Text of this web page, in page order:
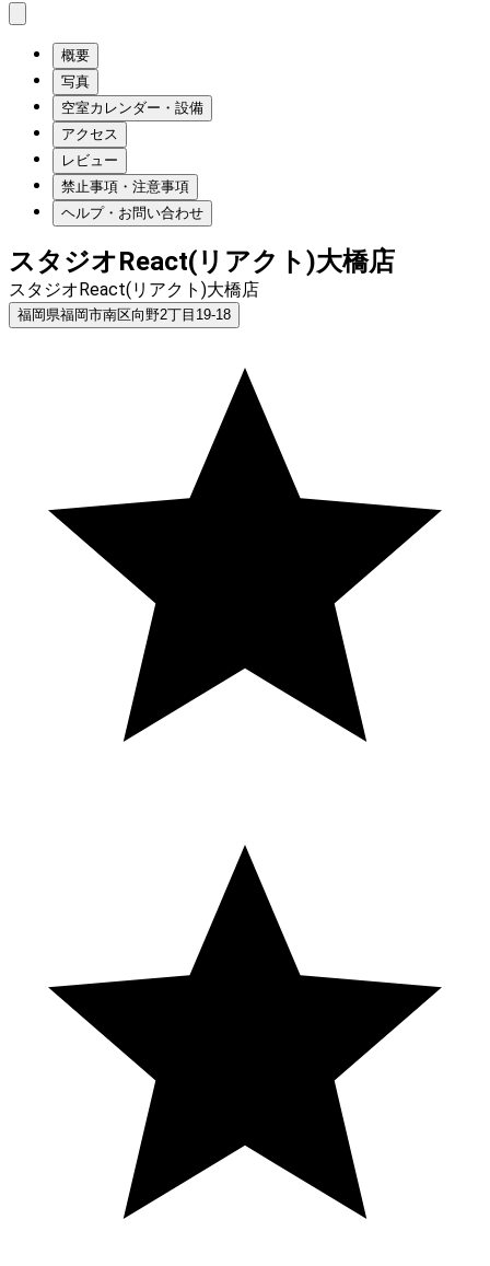
概要
写真
空室カレンダー・設備
アクセス
レビュー
禁止事項・注意事項
ヘルプ・お問い合わせ
スタジオReact(リアクト)大橋店
スタジオReact(リアクト)大橋店
福岡県福岡市南区向野2丁目19-18